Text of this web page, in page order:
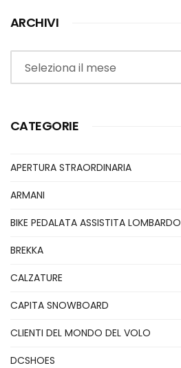
ARCHIVI
Archivi
CATEGORIE
APERTURA STRAORDINARIA
ARMANI
BIKE PEDALATA ASSISTITA LOMBARDO
BREKKA
CALZATURE
CAPITA SNOWBOARD
CLIENTI DEL MONDO DEL VOLO
DCSHOES